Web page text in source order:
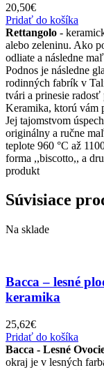
20,50€
Pridať do košíka
Rettangolo -
alebo zeleninu. Ako
odliate a následne
Podnos je následne
rodinných fabrík v
tvári a prinesie
Keramika, ktorú vám
Jej tajomstvom
originálny a ručne
teplote 960 °C až
forma ,,biscotto,, a
produkt
Súvisiace
Na sklade
Bacca – lesné
keramika
25,62€
Pridať do košíka
Bacca - Lesné
okraj je v lesných